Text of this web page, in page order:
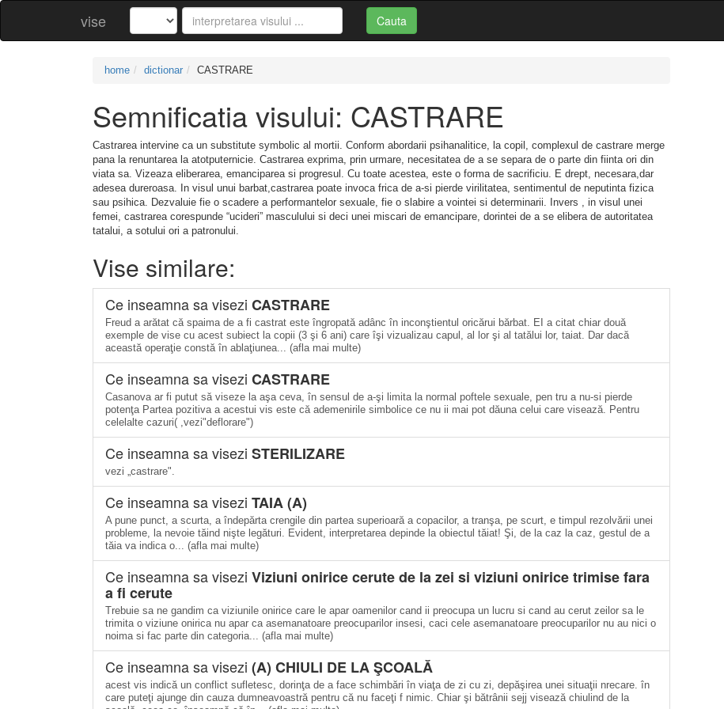
vise Cauta
home dictionar CASTRARE
Semnificatia visului: CASTRARE
Castrarea intervine ca un substitute symbolic al mortii. Conform abordarii psihanalitice, la copil, complexul de castrare merge
pana la renuntarea la atotputernicie. Castrarea exprima, prin urmare, necesitatea de a se separa de o parte din fiinta ori din
viata sa. Vizeaza eliberarea, emanciparea si progresul. Cu toate acestea, este o forma de sacrificiu. E drept, necesara,dar
adesea dureroasa. In visul unui barbat,castrarea poate invoca frica de a-si pierde virilitatea, sentimentul de neputinta fizica
sau psihica. Dezvaluie fie o scadere a performantelor sexuale, fie o slabire a vointei si determinarii. Invers , in visul unei
femei, castrarea corespunde “ucideri” masculului si deci unei miscari de emancipare, dorintei de a se elibera de autoritatea
tatalui, a sotului ori a patronului.
Vise similare:
Ce inseamna sa visezi CASTRARE
Freud a arătat că spaima de a fi castrat este îngropată adânc în inconştientul oricărui bărbat. EI a citat chiar două
exemple de vise cu acest subiect la copii (3 şi 6 ani) care îşi vizualizau capul, al lor şi al tatălui lor, taiat. Dar dacă
această operaţie constă în ablaţiunea... (afla mai multe)
Ce inseamna sa visezi CASTRARE
Casanova ar fi putut să viseze la aşa ceva, în sensul de a-şi limita la normal poftele sexuale, pen tru a nu-si pierde
potenţa Partea pozitiva a acestui vis este că ademenirile simbolice ce nu ii mai pot dăuna celui care visează. Pentru
celelalte cazuri( ,vezi"deflorare")
Ce inseamna sa visezi STERILIZARE
vezi „castrare".
Ce inseamna sa visezi TAIA (A)
A pune punct, a scurta, a îndepărta crengile din partea superioară a copacilor, a tranşa, pe scurt, e timpul rezolvării unei
probleme, la nevoie tăind nişte legături. Evident, interpretarea depinde la obiectul tăiat! Şi, de la caz la caz, gestul de a
tăia va indica o... (afla mai multe)
Ce inseamna sa visezi Viziuni onirice cerute de la zei si viziuni onirice trimise fara
a fi cerute
Trebuie sa ne gandim ca viziunile onirice care le apar oamenilor cand ii preocupa un lucru si cand au cerut zeilor sa le
trimita o viziune onirica nu apar ca asemanatoare preocuparilor insesi, caci cele asemanatoare preocuparilor nu au nici o
noima si fac parte din categoria... (afla mai multe)
Ce inseamna sa visezi (A) CHIULI DE LA ŞCOALĂ
acest vis indică un conflict sufletesc, dorinţa de a face schimbări în viaţa de zi cu zi, depăşirea unei situaţii nrecare. în
care puteţi ajunge din cauza dumneavoastră pentru că nu faceţi f nimic. Chiar şi bătrânii sejj visează chiulind de la